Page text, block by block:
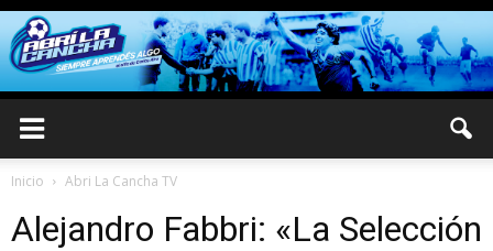
Inicio Abri La Cancha TV
Alejandro Fabbri: «La Selección